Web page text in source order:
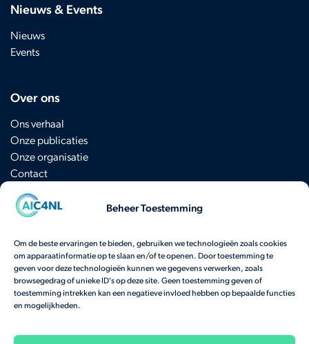
Beheer Toestemming
Om de beste ervaringen te bieden, gebruiken we technologieën zoals cookies
om apparaatinformatie op te slaan en/of te openen. Door toestemming te
geven voor deze technologieën kunnen we gegevens verwerken, zoals
browsegedrag of unieke ID's op deze site. Geen toestemming geven of
toestemming intrekken kan een negatieve invloed hebben op bepaalde functies
en mogelijkheden.
Nieuws & Events
Nieuws
Events
Over ons
Ons verhaal
Onze publicaties
Onze organisatie
Contact
Schrijf je in voor de nieuwsbrief
Heb je een vraag? Neemhiercontact op.
Bekijk onze veelgestelde vragen
Onze activiteiten worden gefinancierd door hetNationaal Groeifondsen hetMinisterie